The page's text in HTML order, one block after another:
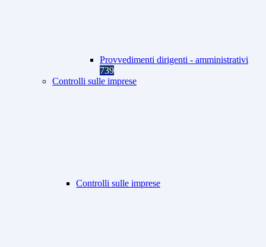
Provvedimenti dirigenti - amministrativi
739
Controlli sulle imprese
Controlli sulle imprese